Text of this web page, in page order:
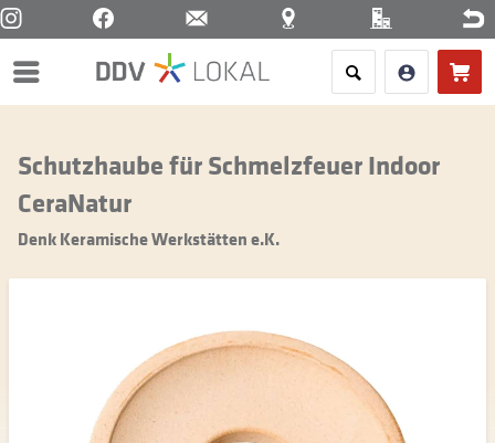
Menü
Schutzhaube für Schmelzfeuer Indoor
CeraNatur
Denk Keramische Werkstätten e.K.